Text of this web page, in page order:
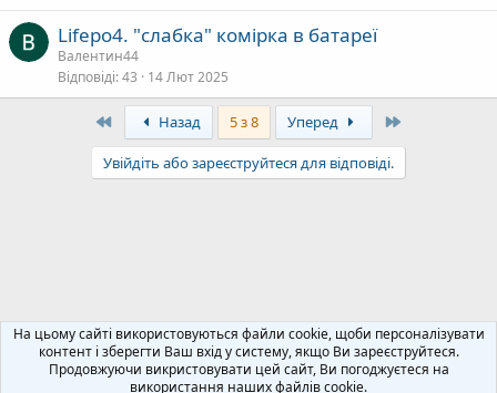
Lifepo4. "слабка" комірка в батареї
Валентин44
Відповіді 43 14 Лют 2025
Назад 5 з 8 Уперед
Увійдіть або зареєструйтеся для відповіді.
Приватні сонячні електростанції
Зворотний зв'язок Політика конфіденційності
Допомога
На цьому сайті використовуються файли cookie, щоби персоналізувати
контент і зберегти Ваш вхід у систему, якщо Ви зареєструйтеся.
Продовжуючи викристовувати цей сайт, Ви погоджуєтеся на
використання наших файлів cookie.